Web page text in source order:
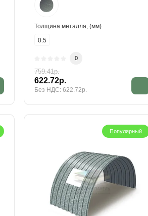
Толщина металла, (мм)
0.5
0
759.41р.
622.72р.
Без НДС: 622.72р.
Популярный